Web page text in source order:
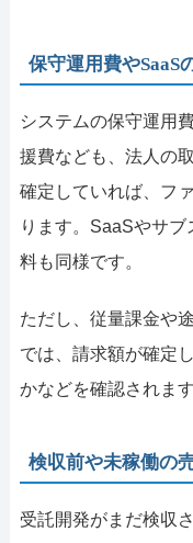
保守運用費やSaaS
システムの保守運用
援費なども、法人の
確定していれば、フ
ります。SaaSやサ
料も同様です。
ただし、従量課金や
では、請求額が確定
かなどを確認されます
検収前や未稼働の
受託開発がまだ検収